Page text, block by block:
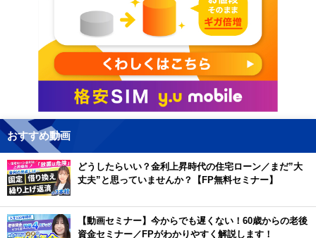
おすすめ動画
どうしたらいい？金利上昇時代の住宅ローン／まだ”大
丈夫”と思っていませんか？【FP無料セミナー】
【動画セミナー】今からでも遅くない！60歳からの老後
資金セミナー／FPがわかりやすく解説します！